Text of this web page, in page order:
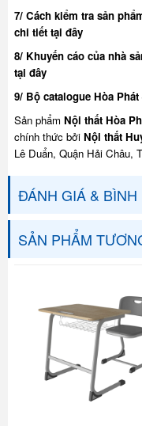
7/ Cách kiểm tra sản
chi tiết tại đây
8/ Khuyến cáo của nhà
tại đây
9/ Bộ catalogue Hòa Phát
Sản phẩm Nội thất Hòa
chính thức bởi Nội thất
Lê Duẩn, Quận Hải Châu,
ĐÁNH GIÁ & BÌNH
SẢN PHẨM